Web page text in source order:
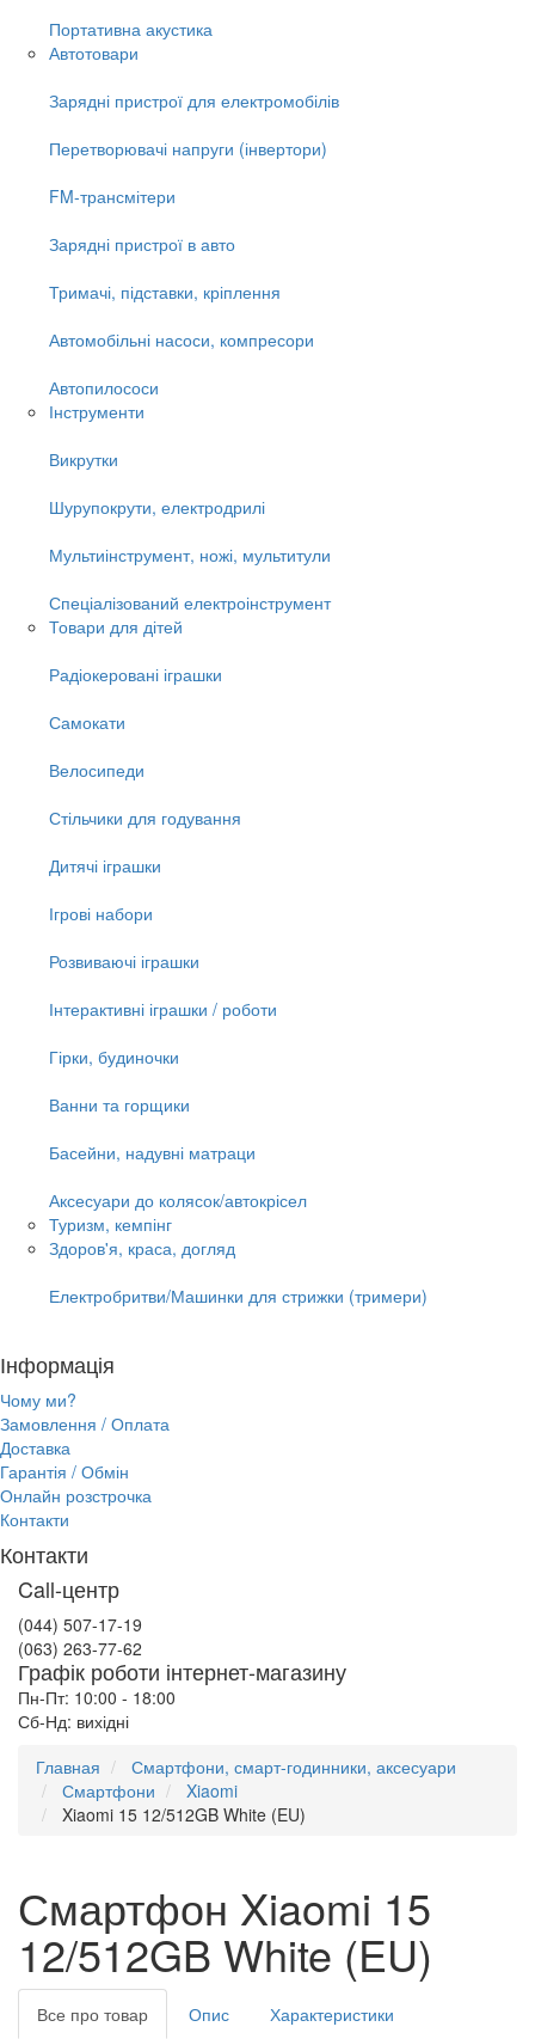
Портативна акустика
Автотовари
Зарядні пристрої для електромобілів
Перетворювачі напруги (інвертори)
FM-трансмітери
Зарядні пристрої в авто
Тримачі, підставки, кріплення
Автомобільні насоси, компресори
Автопилососи
Інструменти
Викрутки
Шурупокрути, електродрилі
Мультиінструмент, ножі, мультитули
Спеціалізований електроінструмент
Товари для дітей
Радіокеровані іграшки
Самокати
Велосипеди
Стільчики для годування
Дитячі іграшки
Ігрові набори
Розвиваючі іграшки
Інтерактивні іграшки / роботи
Гірки, будиночки
Ванни та горщики
Басейни, надувні матраци
Аксесуари до колясок/автокрісел
Туризм, кемпінг
Здоров'я, краса, догляд
Електробритви/Машинки для стрижки (тримери)
Інформація
Чому ми?
Замовлення / Оплата
Доставка
Гарантія / Обмін
Онлайн розстрочка
Контакти
Контакти
Call-центр
(044) 507-17-19
(063) 263-77-62
Графік роботи інтернет-магазину
Пн-Пт: 10:00 - 18:00
Сб-Нд: вихідні
Главная
Смартфони, смарт-годинники, аксесуари
Смартфони
Xiaomi
Xiaomi 15 12/512GB White (EU)
Смартфон Xiaomi 15
12/512GB White (EU)
Все про товар Опис Характеристики